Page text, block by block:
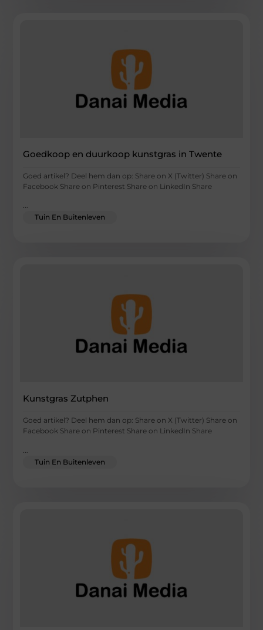
Goedkoop en duurkoop kunstgras in Twente
Goed artikel? Deel hem dan op: Share on X (Twitter) Share on
Facebook Share on Pinterest Share on LinkedIn Share
...
Tuin En Buitenleven
Kunstgras Zutphen
Goed artikel? Deel hem dan op: Share on X (Twitter) Share on
Facebook Share on Pinterest Share on LinkedIn Share
Tuin En Buitenleven